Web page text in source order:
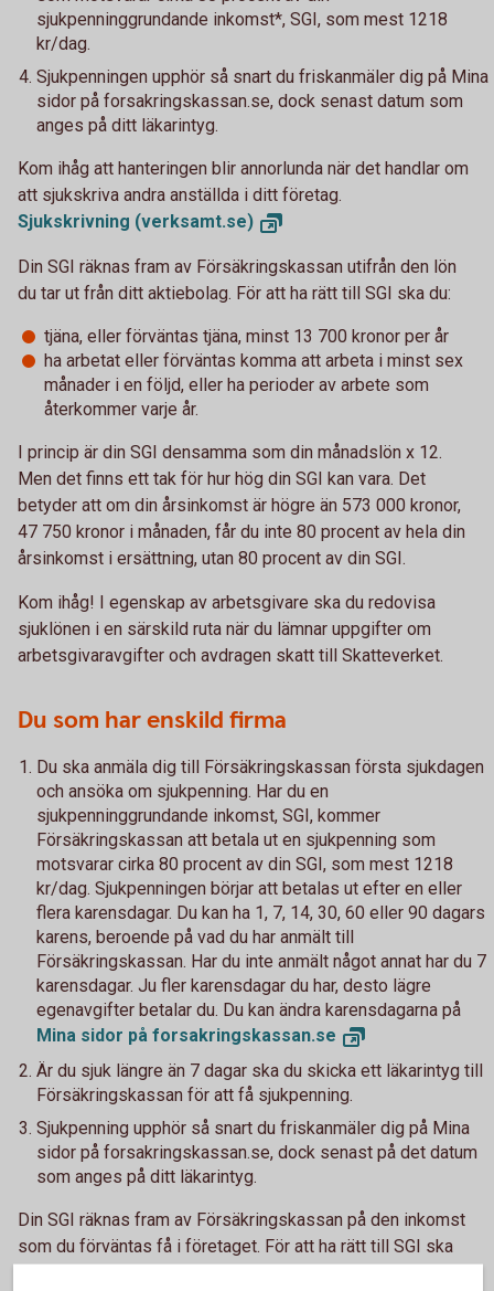
sjukpenninggrundande inkomst*, SGI, som mest 1218
kr/dag.
Sjukpenningen upphör så snart du friskanmäler dig på Mina
sidor på forsakringskassan.se, dock senast datum som
anges på ditt läkarintyg.
Kom ihåg att hanteringen blir annorlunda när det handlar om
att sjukskriva andra anställda i ditt företag.
Sjukskrivning (verksamt.se)
Din SGI räknas fram av Försäkringskassan utifrån den lön
du tar ut från ditt aktiebolag. För att ha rätt till SGI ska du:
tjäna, eller förväntas tjäna, minst 13 700 kronor per år
ha arbetat eller förväntas komma att arbeta i minst sex
månader i en följd, eller ha perioder av arbete som
återkommer varje år.
I princip är din SGI densamma som din månadslön x 12.
Men det finns ett tak för hur hög din SGI kan vara. Det
betyder att om din årsinkomst är högre än 573 000 kronor,
47 750 kronor i månaden, får du inte 80 procent av hela din
årsinkomst i ersättning, utan 80 procent av din SGI.
Kom ihåg! I egenskap av arbetsgivare ska du redovisa
sjuklönen i en särskild ruta när du lämnar uppgifter om
arbetsgivaravgifter och avdragen skatt till Skatteverket.
Du som har enskild firma
Du ska anmäla dig till Försäkringskassan första sjukdagen
och ansöka om sjukpenning. Har du en
sjukpenninggrundande inkomst, SGI, kommer
Försäkringskassan att betala ut en sjukpenning som
motsvarar cirka 80 procent av din SGI, som mest 1218
kr/dag. Sjukpenningen börjar att betalas ut efter en eller
flera karensdagar. Du kan ha 1, 7, 14, 30, 60 eller 90 dagars
karens, beroende på vad du har anmält till
Försäkringskassan. Har du inte anmält något annat har du 7
karensdagar. Ju fler karensdagar du har, desto lägre
egenavgifter betalar du. Du kan ändra karensdagarna på
Mina sidor på forsakringskassan.se
Är du sjuk längre än 7 dagar ska du skicka ett läkarintyg till
Försäkringskassan för att få sjukpenning.
Sjukpenning upphör så snart du friskanmäler dig på Mina
sidor på forsakringskassan.se, dock senast på det datum
som anges på ditt läkarintyg.
Din SGI räknas fram av Försäkringskassan på den inkomst
som du förväntas få i företaget. För att ha rätt till SGI ska